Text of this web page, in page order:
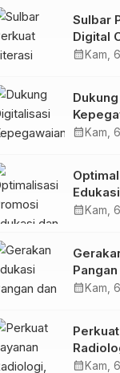
Belajar
Sulbar
Digital
calendar_month Kam,
calendar_month Kam,
TMII
calendar_month Kam,
dalam
calendar_month Kam,
Sambut
calendar_month Kam,